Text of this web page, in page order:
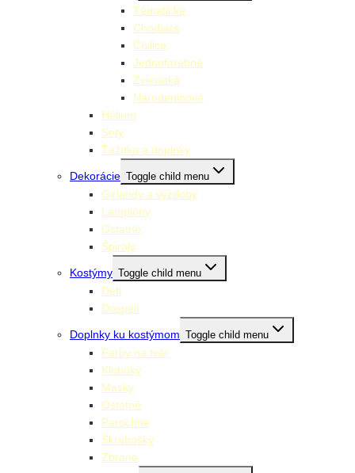
Tématické
Chodiace
Číslice
Jednofarebné
Zvieratká
Narodeninové
Hélium
Sety
Ťažítka a doplnky
Dekorácie Toggle child menu
Girlandy a výzdoby
Lampióny
Ostatné
Špirály
Kostýmy Toggle child menu
Deti
Dospelí
Doplnky ku kostýmom Toggle child menu
Farby na tvár
Klobúky
Masky
Ostatné
Parochne
Škrabošky
Zbrane